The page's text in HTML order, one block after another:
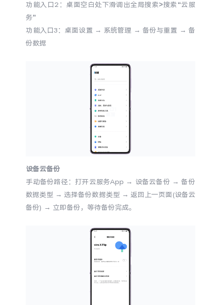
X300 E X Fold6
S50 Pro mini S50
功能入口2：桌面空白处下滑调出全局搜索>搜索“云服
务”
功能入口3：桌面设置 → 系统管理 → 备份与重置 → 备
份数据
设备云备份
手动备份路径：打开云服务App → 设备云备份 →备份
数据类型 →选择备份数据类型 → 返回上一页面(设备云
备份) → 立即备份，等待备份完成。